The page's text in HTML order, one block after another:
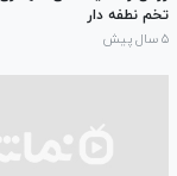
تخم نطفه دار
۵ سال پیش